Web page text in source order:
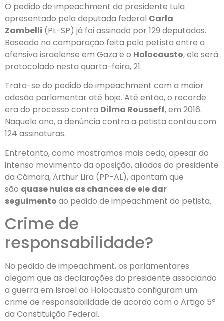
O pedido de impeachment do presidente Lula
apresentado pela deputada federal Carla
Zambelli (PL-SP) já foi assinado por 129 deputados.
Baseado na comparação feita pelo petista entre a
ofensiva israelense em Gaza e o Holocausto, ele será
protocolado nesta quarta-feira, 21.
Trata-se do pedido de impeachment com a maior
adesão parlamentar até hoje. Até então, o recorde
era do processo contra Dilma Rousseff, em 2016.
Naquele ano, a denúncia contra a petista contou com
124 assinaturas.
Entretanto, como mostramos mais cedo, apesar do
intenso movimento da oposição, aliados do presidente
da Câmara, Arthur Lira (PP-AL), apontam que
são quase nulas as chances de ele dar
seguimentoao pedido de impeachment do petista.
Crime de
responsabilidade?
No pedido de impeachment, os parlamentares
alegam que as declarações do presidente associando
a guerra em Israel ao Holocausto configuram um
crime de responsabilidade de acordo com o Artigo 5º
da Constituição Federal.